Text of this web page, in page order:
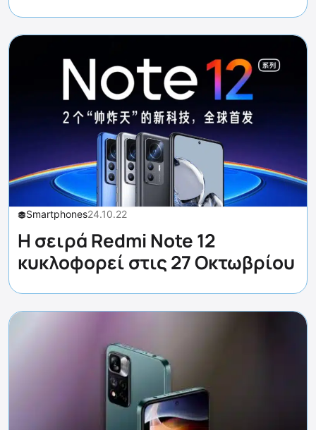
Smartphones24.10.22
Η σειρά Redmi Note 12
κυκλοφορεί στις 27 Οκτωβρίου